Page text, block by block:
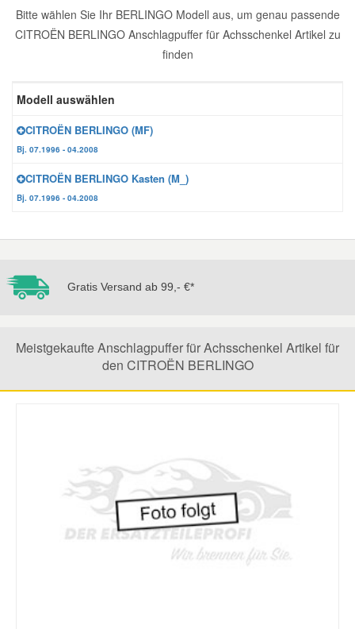
Bitte wählen Sie Ihr BERLINGO Modell aus, um genau passende
CITROËN BERLINGO Anschlagpuffer für Achsschenkel Artikel zu
finden
Modell auswählen
CITROËN BERLINGO (MF)
Bj. 07.1996 - 04.2008
CITROËN BERLINGO Kasten (M_)
Bj. 07.1996 - 04.2008
Gratis Versand ab 99,- €*
Meistgekaufte Anschlagpuffer für Achsschenkel Artikel für
den CITROËN BERLINGO
Scheibenreinigung
Reparatur-Zubehör
Schlüsselgehäuse
Daewoo Ersatzteile
Kia Ersatzteile
Lancia Ersatzteile
Mazda Ersatzteile
Mini Ersatzteile
Mitsubishi Ersatzteile